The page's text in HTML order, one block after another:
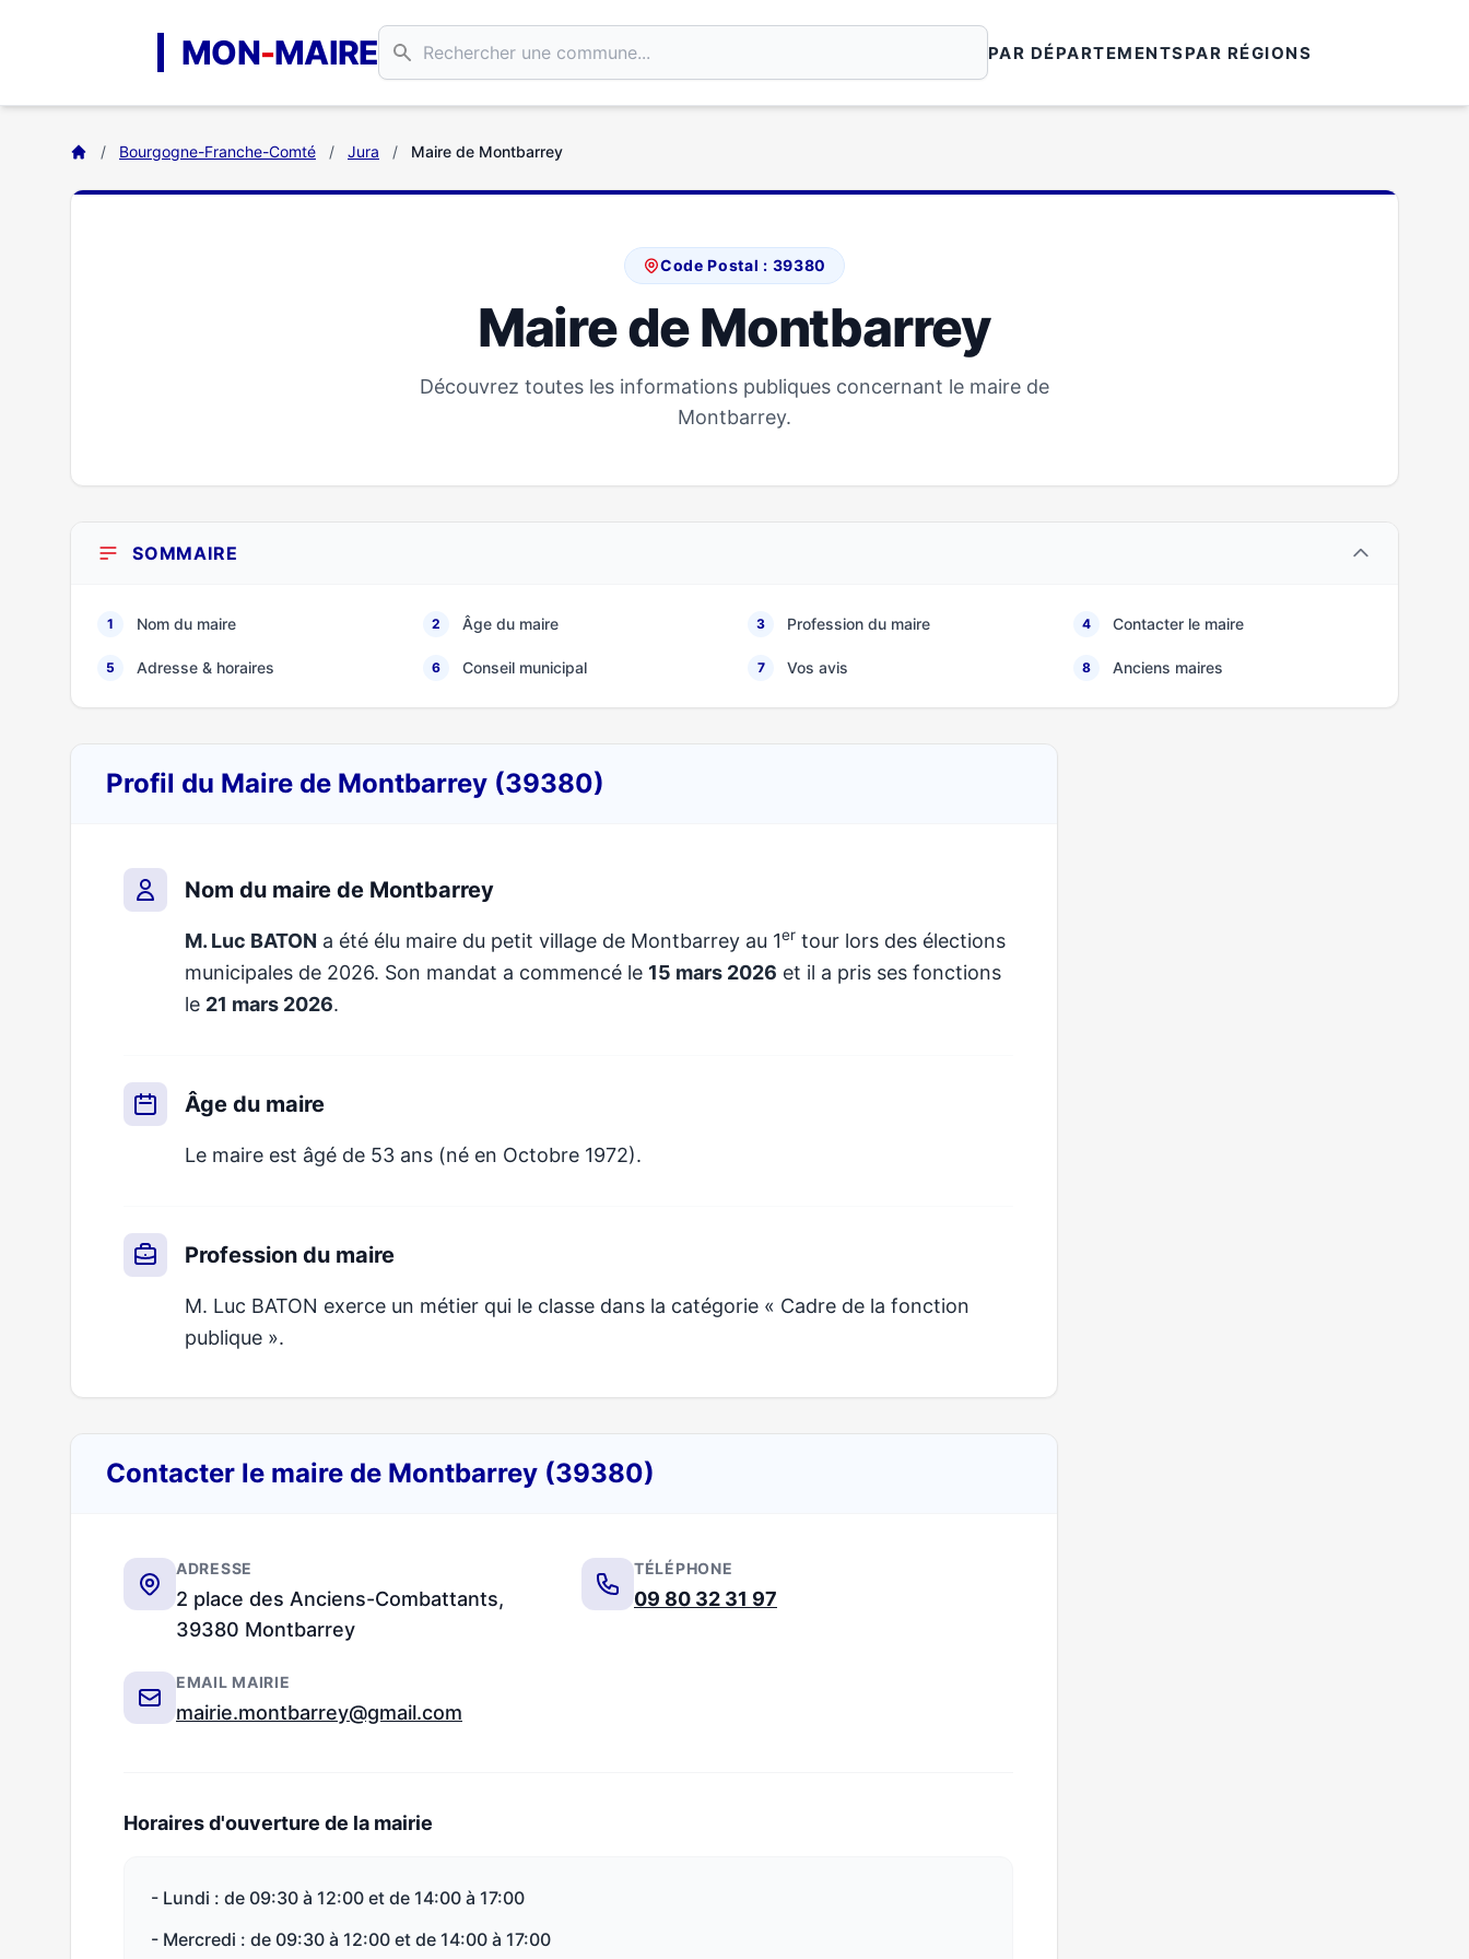
MON-MAIRE PAR DÉPARTEMENTSPAR RÉGIONS
/ Bourgogne-Franche-Comté / Jura / Maire de Montbarrey
Code Postal : 39380
Maire de Montbarrey
Découvrez toutes les informations publiques concernant le maire de
Montbarrey.
SOMMAIRE
1 Nom du maire 2 Âge du maire 3 Profession du maire 4 Contacter le maire
5 Adresse & horaires 6 Conseil municipal 7 Vos avis 8 Anciens maires
Profil du Maire de Montbarrey (39380)
Nom du maire de Montbarrey
M. Luc BATON a été élu maire du petit village de Montbarrey au 1er tour lors des élections
municipales de 2026. Son mandat a commencé le 15 mars 2026 et il a pris ses fonctions
le 21 mars 2026.
Âge du maire
Le maire est âgé de 53 ans (né en Octobre 1972).
Profession du maire
M. Luc BATON exerce un métier qui le classe dans la catégorie « Cadre de la fonction
publique ».
Contacter le maire de Montbarrey (39380)
ADRESSE
2 place des Anciens-Combattants,
39380 Montbarrey
TÉLÉPHONE
09 80 32 31 97
EMAIL MAIRIE
mairie.montbarrey@gmail.com
Horaires d'ouverture de la mairie
- Lundi : de 09:30 à 12:00 et de 14:00 à 17:00
- Mercredi : de 09:30 à 12:00 et de 14:00 à 17:00